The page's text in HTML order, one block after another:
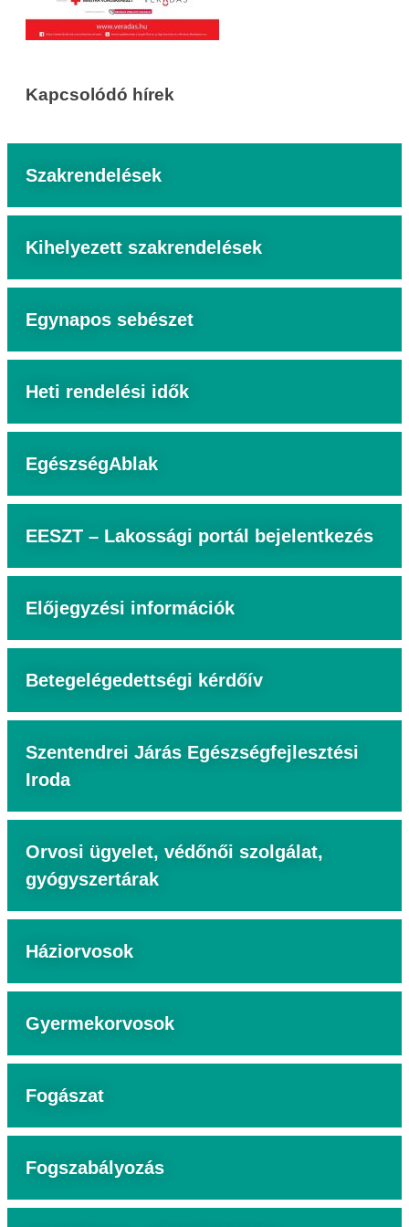
Kapcsolódó hírek
Szakrendelések
Kihelyezett szakrendelések
Egynapos sebészet
Heti rendelési idők
EgészségAblak
EESZT – Lakossági portál bejelentkezés
Előjegyzési információk
Betegelégedettségi kérdőív
Szentendrei Járás Egészségfejlesztési
Iroda
Orvosi ügyelet, védőnői szolgálat,
gyógyszertárak
Háziorvosok
Gyermekorvosok
Fogászat
Fogszabályozás